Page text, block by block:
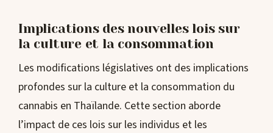
Implications des nouvelles lois sur
la culture et la consommation
Les modifications législatives ont des implications
profondes sur la culture et la consommation du
cannabis en Thaïlande. Cette section aborde
l’impact de ces lois sur les individus et les